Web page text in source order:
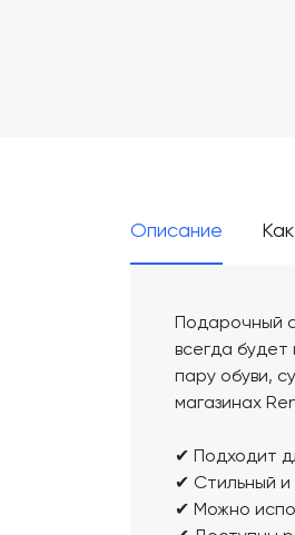
Описание
Подарочный
всегда
пару обуви,
магазинах
✔ Подходит
✔ Стильный
✔ Можно